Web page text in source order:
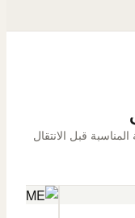
قبل الانتقال